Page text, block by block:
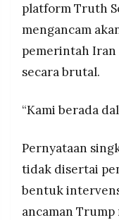
platform Truth
mengancam
pemerintah Iran
secara brutal.
“Kami berada
Pernyataan
tidak disertai
bentuk
ancaman